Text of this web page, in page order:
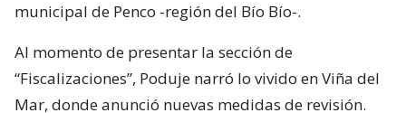
municipal de Penco -región del Bío Bío-.
Al momento de presentar la sección de
“Fiscalizaciones”, Poduje narró lo vivido en Viña del
Mar, donde anunció nuevas medidas de revisión.